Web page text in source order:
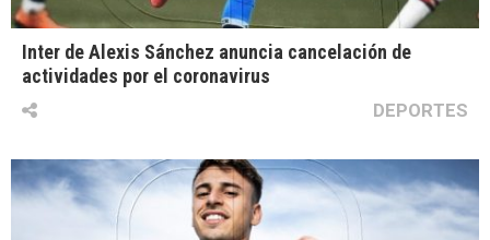
Inter de Alexis Sánchez anuncia cancelación de
actividades por el coronavirus
DEPORTES